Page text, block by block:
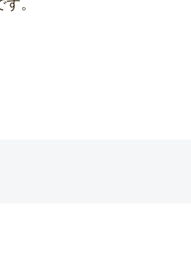
。